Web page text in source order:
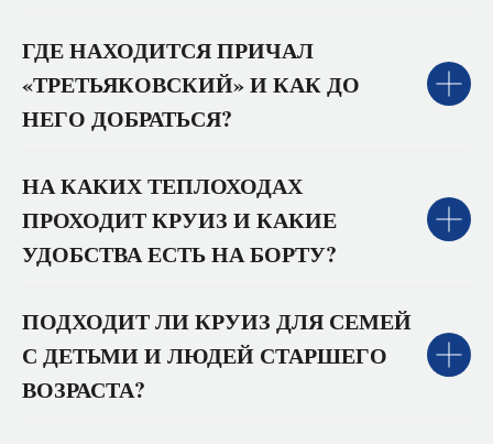
ГДЕ НАХОДИТСЯ ПРИЧАЛ
«ТРЕТЬЯКОВСКИЙ» И КАК ДО
НЕГО ДОБРАТЬСЯ?
НА КАКИХ ТЕПЛОХОДАХ
ПРОХОДИТ КРУИЗ И КАКИЕ
УДОБСТВА ЕСТЬ НА БОРТУ?
ПОДХОДИТ ЛИ КРУИЗ ДЛЯ СЕМЕЙ
С ДЕТЬМИ И ЛЮДЕЙ СТАРШЕГО
ВОЗРАСТА?